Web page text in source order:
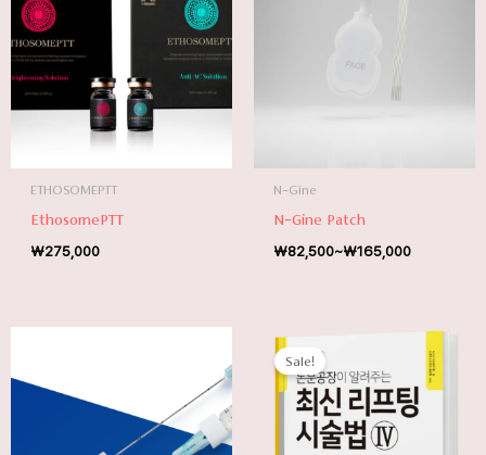
ETHOSOMEPTT
EthosomePTT
₩275,000
N-Gine
N-Gine Patch
₩82,500~₩165,000
Sale!
가
격:
₩100,000.
격:
₩90,000.